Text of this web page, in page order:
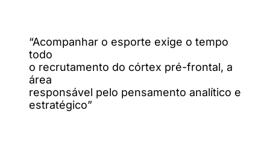
“Acompanhar o esporte exige o tempo
todo
o recrutamento do córtex pré-frontal, a
área
responsável pelo pensamento analítico e
estratégico”